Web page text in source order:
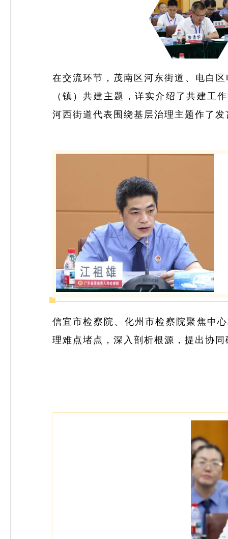
在交流环节，茂南区河东街道、电白
（镇）共建主题，详实介绍了共建工
河西街道代表围绕基层治理主题作了发
信宜市检察院、化州市检察院聚焦中
理难点堵点，深入剖析根源，提出协